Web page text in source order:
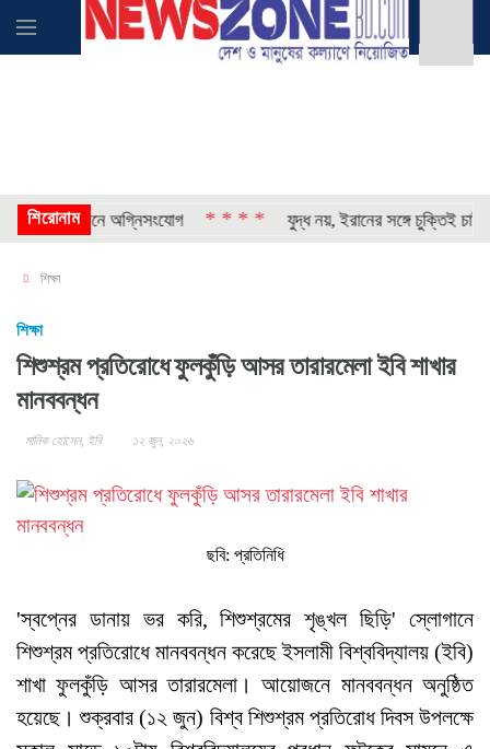
শিরোনাম
বাসভবনে অগ্নিসংযোগ * * * * যুদ্ধ নয়, ইরানের সঙ্গে চুক্তিই চাই:
শিক্ষা
শিক্ষা
শিশুশ্রম প্রতিরোধে ফুলকুঁড়ি আসর তারারমেলা ইবি শাখার
মানববন্ধন
মানিক হোসেন, ইবি ১২ জুন, ২০২৬
ছবি: প্রতিনিধি
'স্বপ্নের ডানায় ভর করি, শিশুশ্রমের শৃঙ্খল ছিড়ি' স্লোগানে
শিশুশ্রম প্রতিরোধে মানববন্ধন করেছে ইসলামী বিশ্ববিদ্যালয় (ইবি)
শাখা ফুলকুঁড়ি আসর তারারমেলা। আয়োজনে মানববন্ধন অনুষ্ঠিত
হয়েছে। শুক্রবার (১২ জুন) বিশ্ব শিশুশ্রম প্রতিরোধ দিবস উপলক্ষে